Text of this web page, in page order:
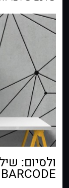
ולסיום:
BARCODE